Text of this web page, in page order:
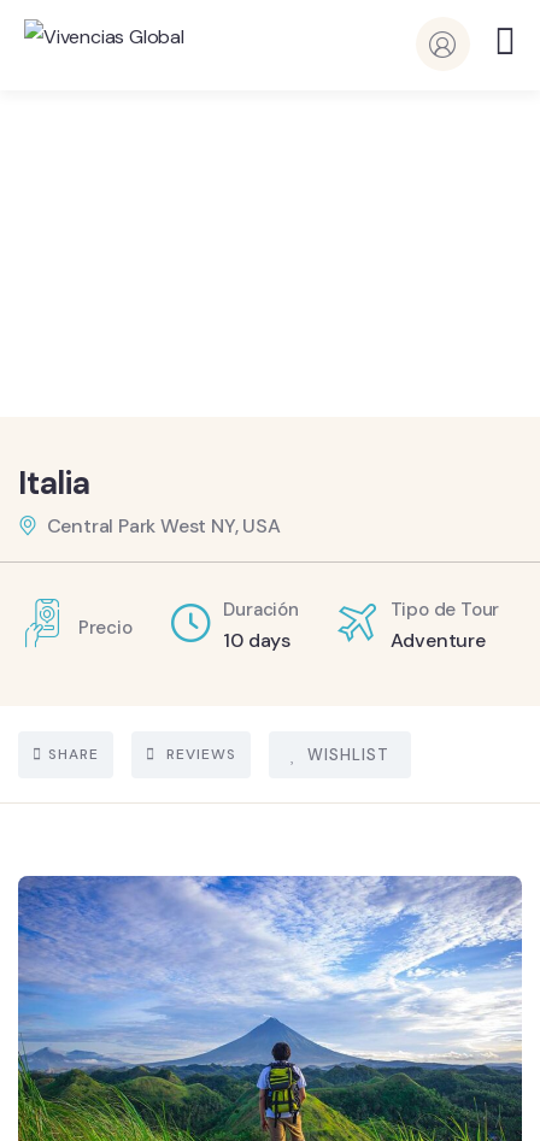
Italia
Central Park West NY, USA
Precio
Duración
10 days
Tipo de Tour
Adventure
SHARE REVIEWS WISHLIST